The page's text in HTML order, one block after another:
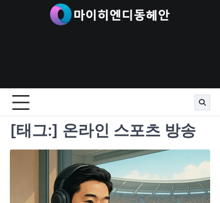
[태그:] 온라인 스포츠 방송